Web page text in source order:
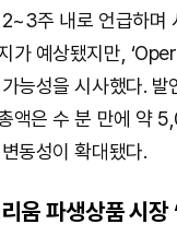
주 내로 언급하며
가 예상됐지만,
능성을 시사했다.
액은 수 분 만에 약
동성이 확대됐다.
움 파생상품 시장